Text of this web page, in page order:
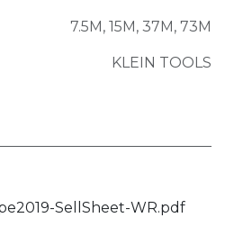
7.5M, 15M, 37M, 73M
KLEIN TOOLS
SellSheet-WR.pdf